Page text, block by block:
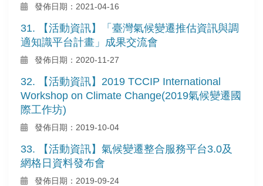
發佈日期：2021-04-16
31. 【活動資訊】「臺灣氣候變遷推估資訊與調
適知識平台計畫」成果交流會
發佈日期：2020-11-27
32. 【活動資訊】2019 TCCIP International
Workshop on Climate Change(2019氣候變遷國
際工作坊)
發佈日期：2019-10-04
33. 【活動資訊】氣候變遷整合服務平台3.0及
網格日資料發布會
發佈日期：2019-09-24